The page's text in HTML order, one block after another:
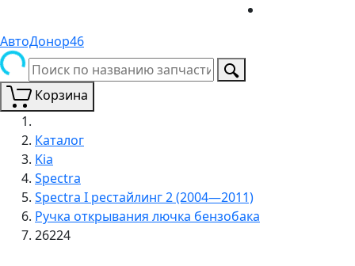
АвтоДонор46
Корзина
Каталог
Kia
Spectra
Spectra I рестайлинг 2 (2004—2011)
Ручка открывания лючка бензобака
26224